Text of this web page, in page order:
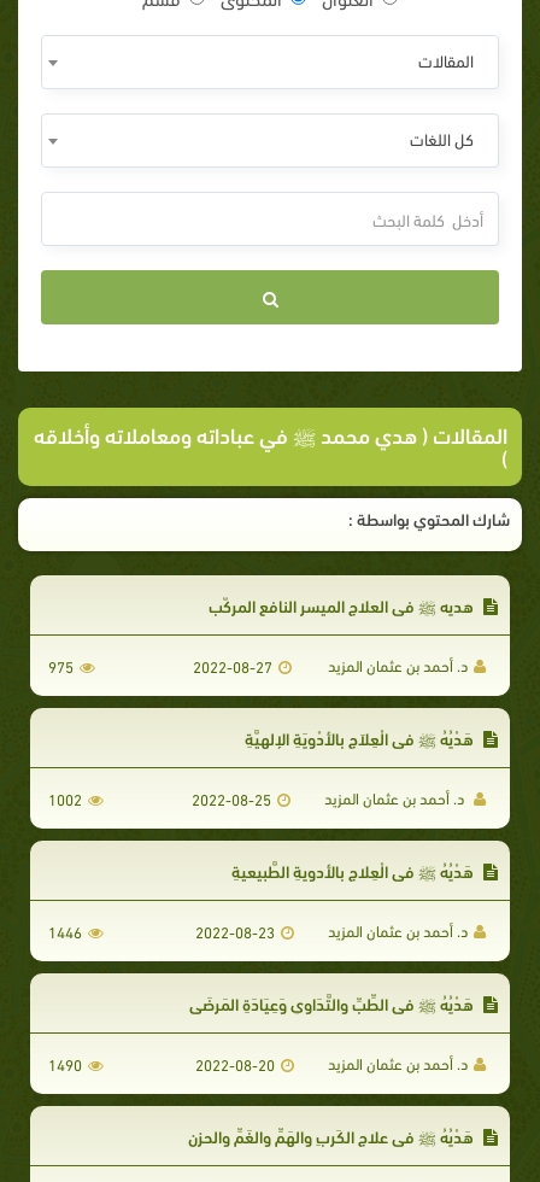
المقالات
كل اللغات
المقالات ( هدي محمد ﷺ في عباداته ومعاملاته وأخلاقه
)
شارك المحتوي بواسطة :
هديه ﷺ في العلاج الميسر النافع المركّب
د. أحمد بن عثمان المزيد 2022-08-27
975
هَدْيُهُ ﷺ في الْعِلاَجِ بِالأدْوِيَةِ الإلهِيَّةِ
د. أحمد بن عثمان المزيد 2022-08-25
1002
هَدْيُهُ ﷺ في الْعِلاجِ بالأدويةِ الطَّبِيعيةِ
د. أحمد بن عثمان المزيد 2022-08-23
1446
هَدْيُهُ ﷺ في الطِّبِّ والتَّدَاوِي وَعِيَادَةِ المَرضَى
د. أحمد بن عثمان المزيد 2022-08-20
1490
هَدْيُهُ ﷺ في علاجِ الكَربِ والهَمِّ والغَمِّ والحزنِ